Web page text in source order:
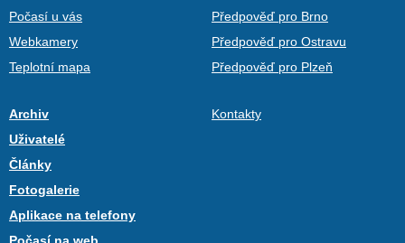
Počasí u vás
Webkamery
Teplotní mapa
Předpověď pro Brno
Předpověď pro Ostravu
Předpověď pro Plzeň
Archiv
Uživatelé
Články
Fotogalerie
Aplikace na telefony
Kontakty